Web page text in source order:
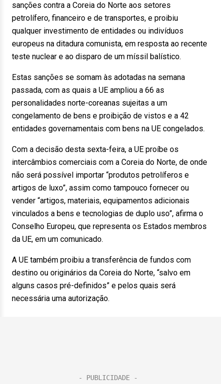
sanções contra a Coreia do Norte aos setores
petrolífero, financeiro e de transportes, e proibiu
qualquer investimento de entidades ou indivíduos
europeus na ditadura comunista, em resposta ao recente
teste nuclear e ao disparo de um míssil balístico.
Estas sanções se somam às adotadas na semana
passada, com as quais a UE ampliou a 66 as
personalidades norte-coreanas sujeitas a um
congelamento de bens e proibição de vistos e a 42
entidades governamentais com bens na UE congelados.
Com a decisão desta sexta-feira, a UE proíbe os
intercâmbios comerciais com a Coreia do Norte, de onde
não será possível importar “produtos petrolíferos e
artigos de luxo”, assim como tampouco fornecer ou
vender “artigos, materiais, equipamentos adicionais
vinculados a bens e tecnologias de duplo uso”, afirma o
Conselho Europeu, que representa os Estados membros
da UE, em um comunicado.
A UE também proibiu a transferência de fundos com
destino ou originários da Coreia do Norte, “salvo em
alguns casos pré-definidos” e pelos quais será
necessária uma autorização.